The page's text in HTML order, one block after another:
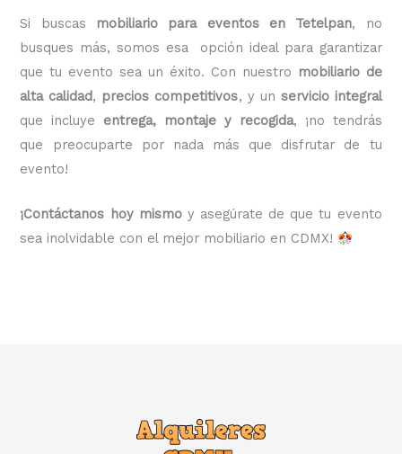
Si buscas mobiliario para eventos en Tetelpan, no
busques más, somos esa opción ideal para garantizar
que tu evento sea un éxito. Con nuestro mobiliario de
alta calidad, precios competitivos, y un servicio integral
que incluye entrega, montaje y recogida, ¡no tendrás
que preocuparte por nada más que disfrutar de tu
evento!
¡Contáctanos hoy mismoy asegúrate de que tu evento
sea inolvidable con el mejor mobiliario en CDMX!